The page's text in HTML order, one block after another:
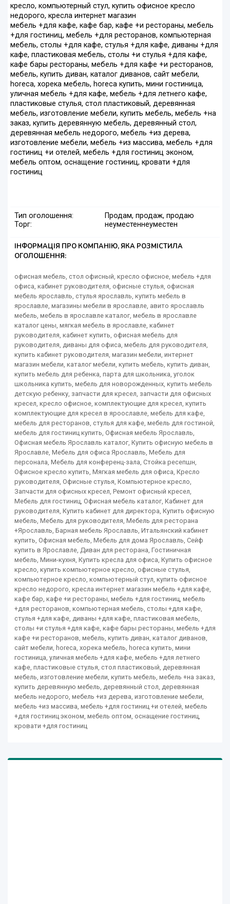
кресло, компьютерный стул, купить офисное кресло
недорого, кресла интернет магазин
мебель +для кафе, кафе бар, кафе +и рестораны, мебель
+для гостиниц, мебель +для ресторанов, компьютерная
мебель, столы +для кафе, стулья +для кафе, диваны +для
кафе, пластиковая мебель, столы +и стулья +для кафе,
кафе бары рестораны, мебель +для кафе +и ресторанов,
мебель, купить диван, каталог диванов, сайт мебели,
horeca, хорека мебель, horeca купить, мини гостиница,
уличная мебель +для кафе, мебель +для летнего кафе,
пластиковые стулья, стол пластиковый, деревянная
мебель, изготовление мебели, купить мебель, мебель +на
заказ, купить деревянную мебель, деревянный стол,
деревянная мебель недорого, мебель +из дерева,
изготовление мебели, мебель +из массива, мебель +для
гостиниц +и отелей, мебель +для гостиниц эконом,
мебель оптом, оснащение гостиниц, кровати +для
гостиниц
Тип оголошення:
Продам, продаж, продаю
Торг:
неуместеннеуместен
ІНФОРМАЦІЯ ПРО КОМПАНІЮ, ЯКА РОЗМІСТИЛА
ОГОЛОШЕННЯ:
офисная мебель, стол офисный, кресло офисное, мебель +для
офиса, кабинет руководителя, офисные стулья, офисная
мебель ярославль, стулья ярославль, купить мебель в
ярославле, магазины мебели в ярославле, авито ярославль
мебель, мебель в ярославле каталог, мебель в ярославле
каталог цены, мягкая мебель в ярославле, кабинет
руководителя, кабинет купить, офисная мебель для
руководителя, диваны для офиса, мебель для руководителя,
купить кабинет руководителя, магазин мебели, интернет
магазин мебели, каталог мебели, купить мебель, купить диван,
купить мебель для ребенка, парта для школьника, уголок
школьника купить, мебель для новорожденных, купить мебель
детскую ребенку, запчасти для кресел, запчасти для офисных
кресел, кресло офисное, комплектующие для кресел, купить
комплектующие для кресел в яроославле, мебель для кафе,
мебель для ресторанов, стулья для кафе, мебель для гостиной,
мебель для гостиниц купить, Офисная мебель Ярославль,
Офисная мебель Ярославль каталог, Купить офисную мебель в
Ярославле, Мебель для офиса Ярославль, Мебель для
персонала, Мебель для конференц-зала, Стойка ресепшн,
Офисное кресло купить, Мягкая мебель для офиса, Кресло
руководителя, Офисные стулья, Компьютерное кресло,
Запчасти для офисных кресел, Ремонт офисный кресел,
Мебель для гостиниц, Офисная мебель каталог, Кабинет для
руководителя, Купить кабинет для директора, Купить офисную
мебель, Мебель для руководителя, Мебель для ресторана
+Ярославль, Барная мебель Ярославль, Итальянский кабинет
купить, Офисная мебель, Мебель для дома Ярославль, Сейф
купить в Ярославле, Диван для ресторана, Гостиничная
мебель, Мини-кухня, Купить кресла для офиса, Купить офисное
кресло, купить компьютерное кресло, офисные стулья,
компьютерное кресло, компьютерный стул, купить офисное
кресло недорого, кресла интернет магазин мебель +для кафе,
кафе бар, кафе +и рестораны, мебель +для гостиниц, мебель
+для ресторанов, компьютерная мебель, столы +для кафе,
стулья +для кафе, диваны +для кафе, пластиковая мебель,
столы +и стулья +для кафе, кафе бары рестораны, мебель +для
кафе +и ресторанов, мебель, купить диван, каталог диванов,
сайт мебели, horeca, хорека мебель, horeca купить, мини
гостиница, уличная мебель +для кафе, мебель +для летнего
кафе, пластиковые стулья, стол пластиковый, деревянная
мебель, изготовление мебели, купить мебель, мебель +на заказ,
купить деревянную мебель, деревянный стол, деревянная
мебель недорого, мебель +из дерева, изготовление мебели,
мебель +из массива, мебель +для гостиниц +и отелей, мебель
+для гостиниц эконом, мебель оптом, оснащение гостиниц,
кровати +для гостиниц